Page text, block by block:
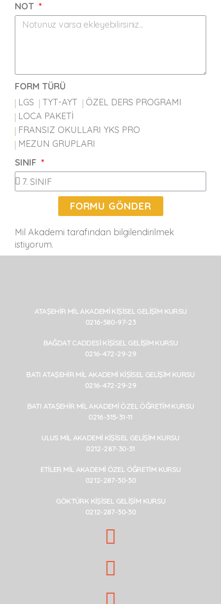
NOT
FORM TÜRÜ
LGS
TYT-AYT
ÖZEL DERS PROGRAMI
LOCA PAKETİ
FRANSIZ OKULLARI YKS PRO
MEZUN GRUPLARI
SINIF
FORMU GÖNDER
Mil Akademi tarafından bilgilendirilmek
istiyorum.
ATAŞEHİR MİL AKADEMİ KİŞİSEL GELİŞİM KURSU
0216-580-97-23
BAĞDAT CADDESİ KİŞİSEL GELİŞİM KURSU
0216-472-29-29
BATI ATAŞEHİR MİL AKADEMİ KİŞİSEL GELİŞİM KURSU
0216-472-29-29
BATI ATAŞEHİR MİL AKADEMİ ÖZEL ÖĞRETİM KURSU
0216-315-31-11
ULUS MİL AKADEMİ KİŞİSEL GELİŞİM KURSU
0212-287-30-31
ETİLER MİL AKADEMİ ÖZEL ÖĞRETİM KURSU
0212-287-30-30
GÖKTÜRK KİŞİSEL GELİŞİM KURSU
0212-287-30-30